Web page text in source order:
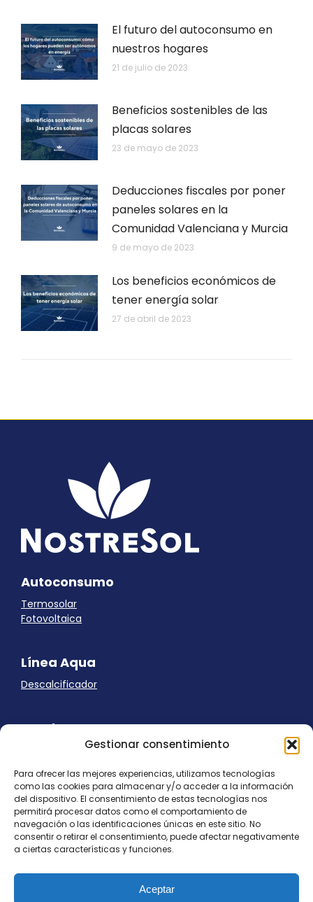
Gestionar consentimiento
Para ofrecer las mejores experiencias, utilizamos tecnologías
como las cookies para almacenar y/o acceder a la información
del dispositivo. El consentimiento de estas tecnologías nos
permitirá procesar datos como el comportamiento de
navegación o las identificaciones únicas en este sitio. No
consentir o retirar el consentimiento, puede afectar negativamente
a ciertas características y funciones.
Aceptar
El futuro del autoconsumo en
nuestros hogares
21 de julio de 2023
Beneficios sostenibles de las
placas solares
23 de mayo de 2023
Deducciones fiscales por poner
paneles solares en la
Comunidad Valenciana y Murcia
9 de mayo de 2023
Los beneficios económicos de
tener energía solar
27 de abril de 2023
Autoconsumo
Termosolar
Fotovoltaica
Línea Aqua
Descalcificador
Ayuda
Panel Cookies
Política de privacidad
contacto@nostresol.com
Canal de Denuncias
Trabaja con nosotros